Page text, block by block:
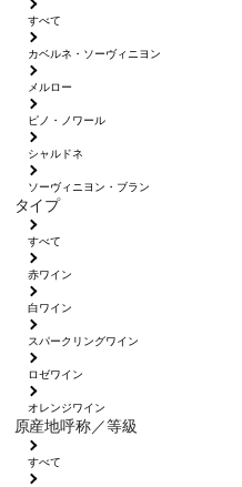
すべて
カベルネ・ソーヴィニヨン
メルロー
ピノ・ノワール
シャルドネ
ソーヴィニヨン・ブラン
タイプ
すべて
赤ワイン
白ワイン
スパークリングワイン
ロゼワイン
オレンジワイン
原産地呼称／等級
すべて